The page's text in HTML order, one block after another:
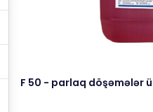
F 50 - parlaq döşəmələr